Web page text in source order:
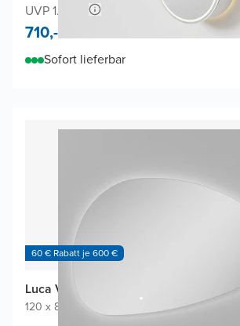
UVP 1.360,-
710,-
Sofort lieferbar
60 € Rabatt je 600 €
Luca Varess Organic Badspiegel
120 x 80 cm|Spiegel ohne Rahmen|Organisch